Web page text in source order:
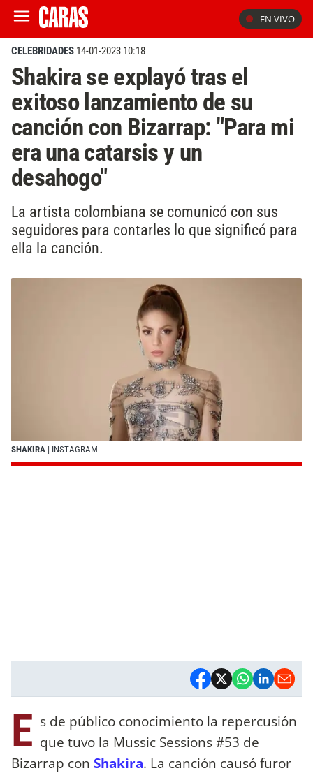
EN VIVO
CELEBRIDADES 14-01-2023 10:18
Shakira se explayó tras el
exitoso lanzamiento de su
canción con Bizarrap: "Para mi
era una catarsis y un
desahogo"
La artista colombiana se comunicó con sus
seguidores para contarles lo que significó para
ella la canción.
SHAKIRA | INSTAGRAM
E s de público conocimiento la repercusión
que tuvo la Mussic Sessions #53 de
Bizarrap con Shakira. La canción causó furor